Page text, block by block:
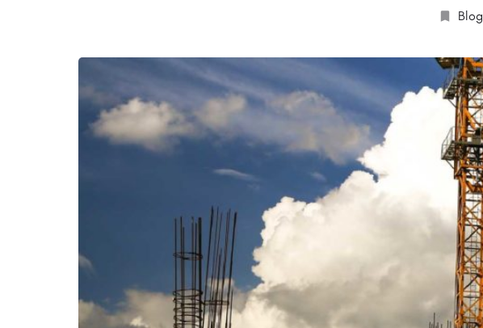
Blog